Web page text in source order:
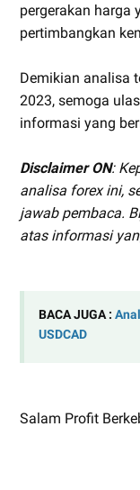
pergerakan harga
pertimbangkan
Demikian analisa
2023, semoga
informasi yang
Disclaimer ON:
analisa forex ini,
jawab pembaca.
atas informasi
BACA JUGA :
USDCAD
Salam Profit